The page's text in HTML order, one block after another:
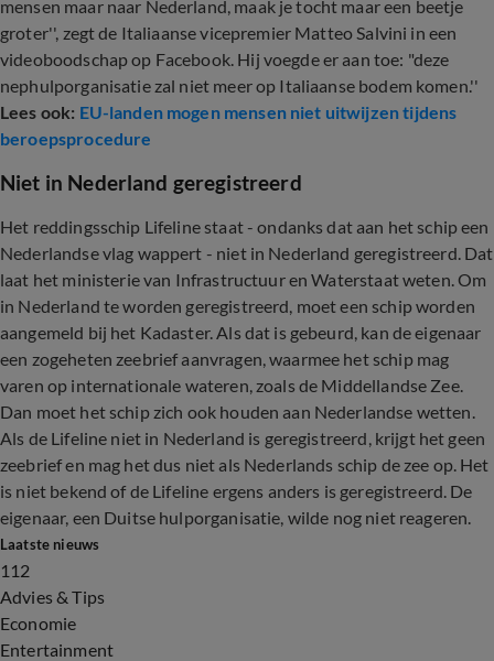
mensen maar naar Nederland, maak je tocht maar een beetje
groter'', zegt de Italiaanse vicepremier Matteo Salvini in een
videoboodschap op Facebook. Hij voegde er aan toe: "deze
nephulporganisatie zal niet meer op Italiaanse bodem komen.''
Lees ook: EU-landen mogen mensen niet uitwijzen tijdens
beroepsprocedure
Niet in Nederland geregistreerd
Het reddingsschip Lifeline staat - ondanks dat aan het schip een
Nederlandse vlag wappert - niet in Nederland geregistreerd. Dat
laat het ministerie van Infrastructuur en Waterstaat weten. Om
in Nederland te worden geregistreerd, moet een schip worden
aangemeld bij het Kadaster. Als dat is gebeurd, kan de eigenaar
een zogeheten zeebrief aanvragen, waarmee het schip mag
varen op internationale wateren, zoals de Middellandse Zee.
Dan moet het schip zich ook houden aan Nederlandse wetten.
Als de Lifeline niet in Nederland is geregistreerd, krijgt het geen
zeebrief en mag het dus niet als Nederlands schip de zee op. Het
is niet bekend of de Lifeline ergens anders is geregistreerd. De
eigenaar, een Duitse hulporganisatie, wilde nog niet reageren.
Laatste nieuws
112
Advies & Tips
Economie
Entertainment